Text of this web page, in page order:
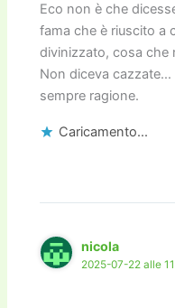
Eco non è che
fama che è riuscito a
divinizzato, cosa che
Non diceva cazzate…
sempre ragione.
Caricamento...
nicola
2025-07-22 alle